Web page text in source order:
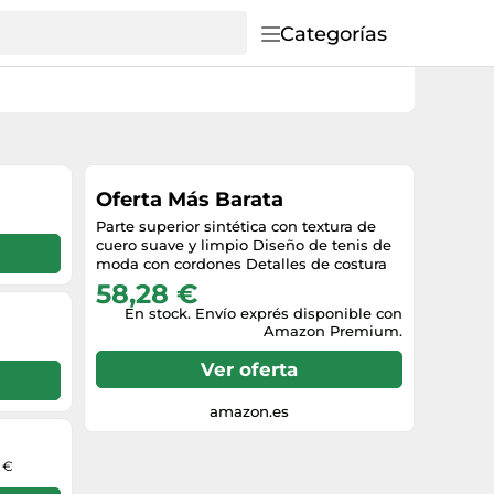
Categorías
€
Oferta Más Barata
Parte superior sintética con textura de
cuero suave y limpio Diseño de tenis de
moda con cordones Detalles de costura
58,28 €
En stock. Envío exprés disponible con
Amazon Premium.
Ver oferta
amazon.es